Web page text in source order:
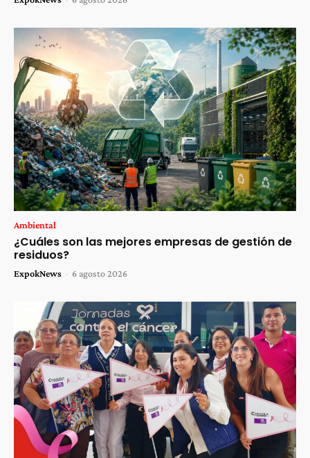
Ambiental
¿Cuáles son las mejores empresas de gestión de
residuos?
ExpokNews - 6 agosto 2026